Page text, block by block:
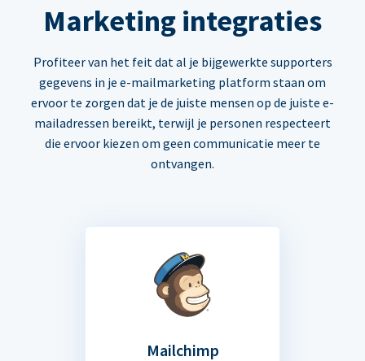
Marketing integraties
Profiteer van het feit dat al je bijgewerkte supporters
gegevens in je e-mailmarketing platform staan om
ervoor te zorgen dat je de juiste mensen op de juiste e-
mailadressen bereikt, terwijl je personen respecteert
die ervoor kiezen om geen communicatie meer te
ontvangen.
Mailchimp